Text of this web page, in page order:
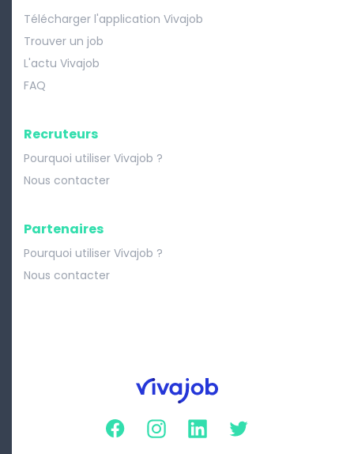
Télécharger l'application Vivajob
Trouver un job
L'actu Vivajob
FAQ
Recruteurs
Pourquoi utiliser Vivajob ?
Nous contacter
Partenaires
Pourquoi utiliser Vivajob ?
Nous contacter
Facebook
Instagram
LinkedinTwitter